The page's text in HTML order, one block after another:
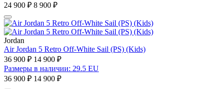
24 900 ₽ 8 900 ₽
Jordan
Air Jordan 5 Retro Off-White Sail (PS) (Kids)
36 900 ₽ 14 900 ₽
Размеры в наличии: 29.5 EU
36 900 ₽ 14 900 ₽